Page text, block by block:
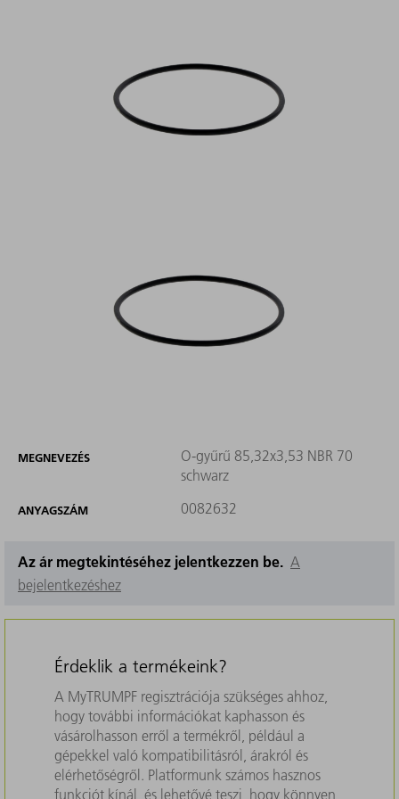
MEGNEVEZÉS
O-gyűrű 85,32x3,53 NBR 70
schwarz
ANYAGSZÁM 0082632
Az ár megtekintéséhez jelentkezzen be. A
bejelentkezéshez
Érdeklik a termékeink?
A MyTRUMPF regisztrációja szükséges ahhoz,
hogy további információkat kaphasson és
vásárolhasson erről a termékről, például a
gépekkel való kompatibilitásról, árakról és
elérhetőségről. Platformunk számos hasznos
funkciót kínál, és lehetővé teszi, hogy könnyen